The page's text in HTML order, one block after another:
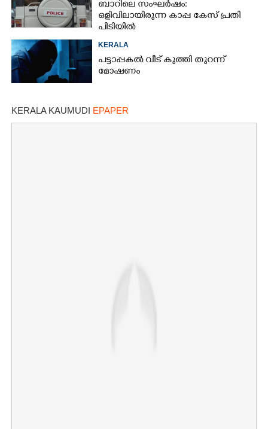
ബാറിലെ സംഘർഷം:
ഒളിവിലായിരുന്ന കാപ്പ കേസ് പ്രതി
പിടിയിൽ
KERALA
പട്ടാപ്പകൽ വീട് കുത്തി തുറന്ന്
മോഷണം
KERALA KAUMUDI EPAPER